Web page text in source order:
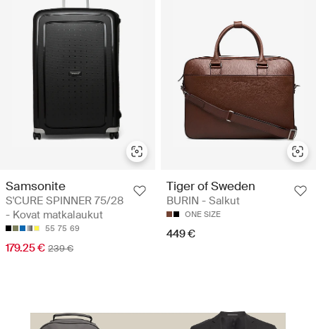
Samsonite
S'CURE SPINNER 75/28
- Kovat matkalaukut
55 75 69
179.25 € 239 €
Tiger of Sweden
BURIN - Salkut
ONE SIZE
449 €